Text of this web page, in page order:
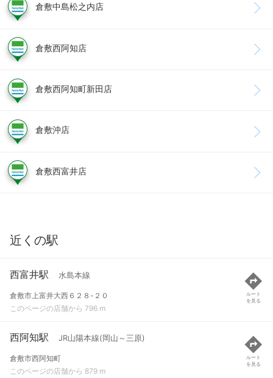
倉敷中島松之内店
倉敷西阿知店
倉敷西阿知町新田店
倉敷沖店
倉敷西富井店
近くの駅
西富井駅 水島本線
倉敷市上富井大西６２８-２０
このページの店舗から 796 m
ルート
を見る
西阿知駅 JR山陽本線(岡山～三原)
倉敷市西阿知町
このページの店舗から 879 m
ルート
を見る